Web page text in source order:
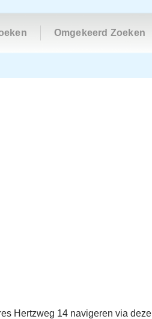
Omgekeerd Zoeken
Hertzweg 14 navigeren via deze